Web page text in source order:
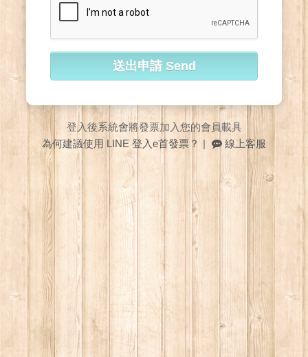
送出申請 Send
登入後系統會將發票加入您的會員載具
為何建議使用 LINE 登入e首發票？ | 線上客服